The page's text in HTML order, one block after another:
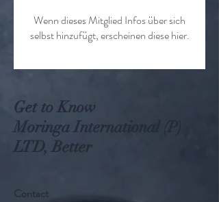
Wenn dieses Mitglied Infos über sich
selbst hinzufügt, erscheinen diese hier.
Get to Know
Moringa International (P)
LTD, Better
Contact